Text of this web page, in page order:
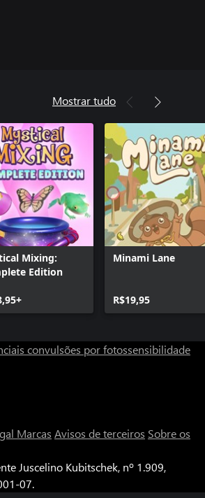
Mostrar tudo
Mixing:
Edition
Minami Lane
R$19,95
convulsões por fotossensibilidade
Marcas Avisos de terceiros Sobre os
Juscelino Kubitschek, nº 1.909,
07.